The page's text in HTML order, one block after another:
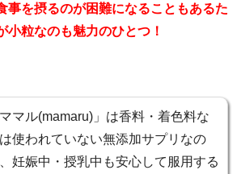
事を摂るのが困難になることもあるた
小粒なのも魅力のひとつ！
ママル(mamaru)」は香料・着色料な
使われていない無添加サプリなの
妊娠中・授乳中も安心して服用する